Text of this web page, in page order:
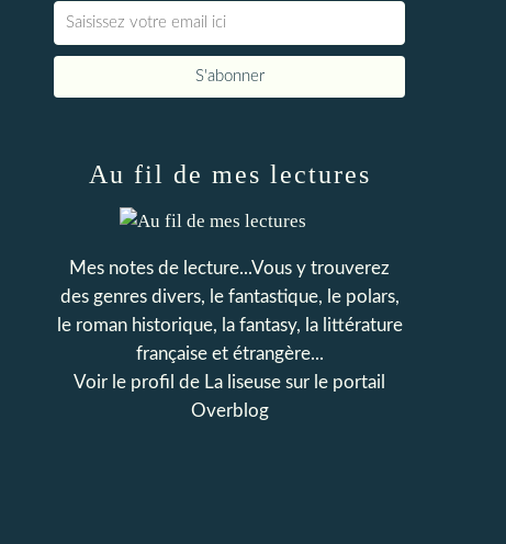
Au fil de mes lectures
Mes notes de lecture...Vous y trouverez
des genres divers, le fantastique, le polars,
le roman historique, la fantasy, la littérature
française et étrangère...
Voir le profil de La liseuse sur le portail
Overblog